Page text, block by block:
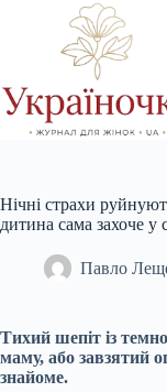
Нічні страхи
дитина сама захоче у
Павло
Тихий шепіт із
маму, або завзятий
знайоме.